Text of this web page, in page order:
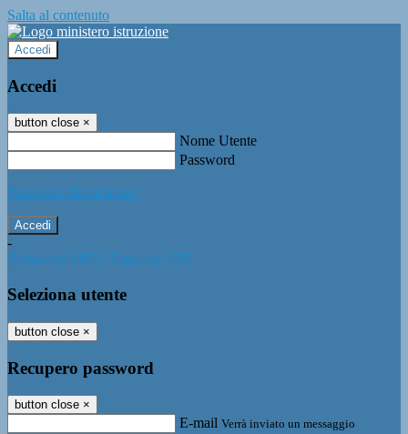
Salta al contenuto
Accedi
Accedi
button close ×
Nome Utente
Password
Password dimenticata?
-
Entra con SPID Entra con CIE
Seleziona utente
button close ×
Recupero password
button close ×
E-mail Verrà inviato un messaggio